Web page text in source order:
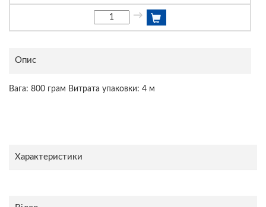
→
Опис
Вага: 800 грам Витрата упаковки: 4 м
Характеристики